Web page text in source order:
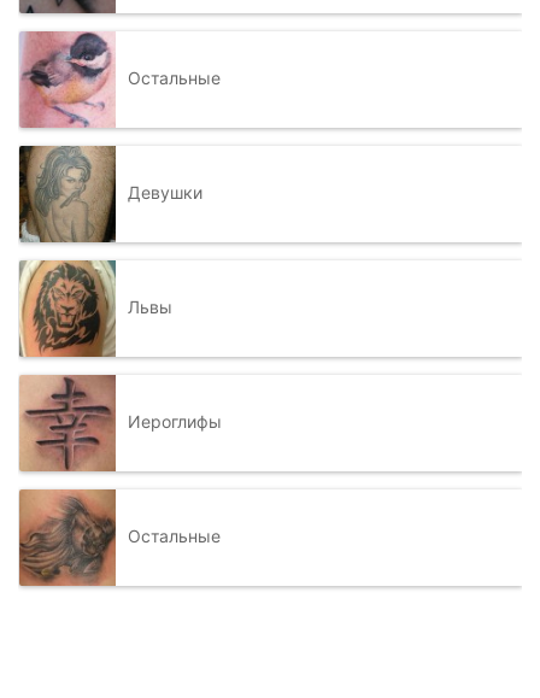
Остальные
Девушки
Львы
Иероглифы
Остальные